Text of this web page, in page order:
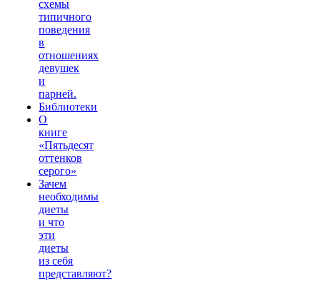
схемы
типичного
поведения
в
отношениях
девушек
и
парней.
Библиотеки
О
книге
«Пятьдесят
оттенков
серого»
Зачем
необходимы
диеты
и что
эти
диеты
из себя
представляют?